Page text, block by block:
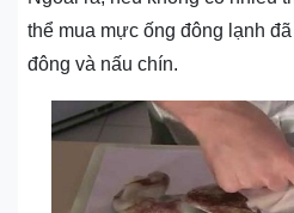
thể mua mực ống đông lạnh
đông và nấu chín.